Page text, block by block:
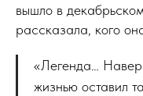
вышло в
рассказала, кого
«Легенда…
жизнью оставил